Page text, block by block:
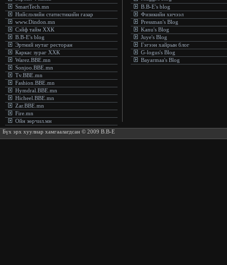
SmartTech.mn
Нийслэлийн статистикийн газар
www.Dindon.mn
Сэйф тайм ХХК
B.B-E's blog
Эртний нутаг ресторан
Каркас зураг ХХК
Warez.BBE.mn
Sonjoo.BBE.mn
Tv.BBE.mn
Fashion.BBE.mn
Hymdral.BBE.mn
Hicheel.BBE.mn
Zar.BBE.mn
Fire.mn
Ойн зөрчил.мн
B.B-E's blog
Физикийн хичээл
Pressman's Blog
Kanu's Blog
Juye's Blog
Гэгээн хайрын блог
G-logus's Blog
Bayarmaa's Blog
Бүх эрх хуулиар хамгаалагдсан © 2009 B.B-E